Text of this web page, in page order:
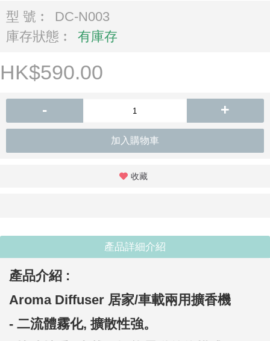
型 號︰
DC-N003
庫存狀態︰
有庫存
HK$590.00
- +
加入購物車
收藏
產品詳細介紹
產品介紹 :
Aroma Diffuser 居家/車載兩用擴香機
- 二流體霧化, 擴散性強。